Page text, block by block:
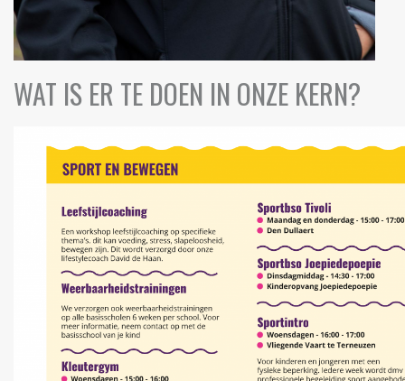
WAT IS ER TE DOEN IN ONZE KERN?